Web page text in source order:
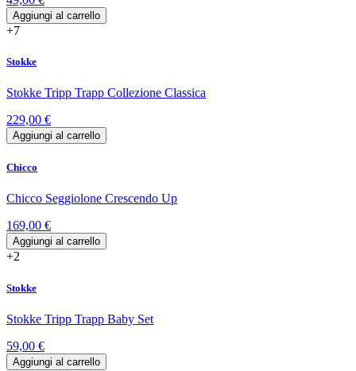
Aggiungi al carrello
+7
Stokke
Stokke Tripp Trapp Collezione Classica
229,00 €
Aggiungi al carrello
Chicco
Chicco Seggiolone Crescendo Up
169,00 €
Aggiungi al carrello
+2
Stokke
Stokke Tripp Trapp Baby Set
59,00 €
Aggiungi al carrello